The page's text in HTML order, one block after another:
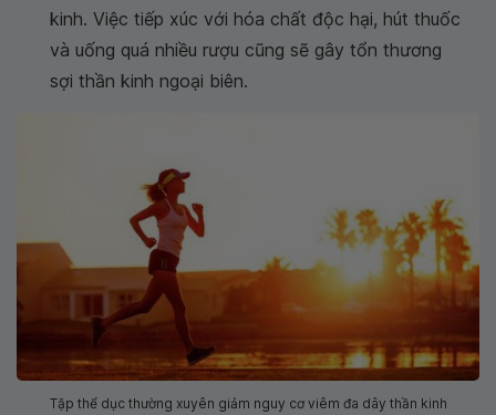
kinh. Việc tiếp xúc với hóa chất độc hại, hút thuốc
và uống quá nhiều rượu cũng sẽ gây tổn thương
sợi thần kinh ngoại biên.
Tập thể dục thường xuyên giảm nguy cơ viêm đa dây thần kinh